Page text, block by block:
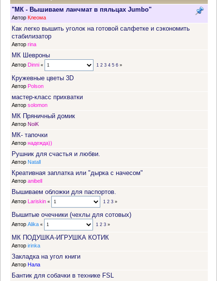
"МК - Вышиваем ланчмат в пяльцах Jumbo"
Автор Клеома
Как легко вышить уголок на готовой салфетке и сэкономить
стабилизатор
Автор rina
МК Шевроны
Автор Dinni « 1 2 3 4 5 6»
Кружевные цветы 3D
Автор Polson
мастер-класс прихватки
Автор solomon
МК Пряничный домик
Автор NoiK
МК- тапочки
Автор надежда))
Рушник для счастья и любви.
Автор Natall
Креативная заплатка или "дырка с начесом"
Автор anibell
Вышиваем обложки для паспортов.
Автор Lariskin « 1 2 3»
Вышитые очечники (чехлы для сотовых)
Автор Alika « 1 2 3»
МК ПОДУШКА-ИГРУШКА КОТИК
Автор irinka
Закладка на угол книги
Автор Нала
Бантик для собачки в технике FSL